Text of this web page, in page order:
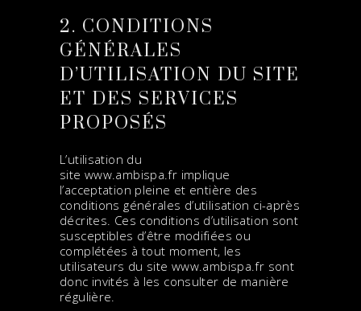
2. CONDITIONS
GÉNÉRALES
D’UTILISATION DU SITE
ET DES SERVICES
PROPOSÉS
L’utilisation du
site www.ambispa.fr implique
l’acceptation pleine et entière des
conditions générales d’utilisation ci-après
décrites. Ces conditions d’utilisation sont
susceptibles d’être modifiées ou
complétées à tout moment, les
utilisateurs du site www.ambispa.fr sont
donc invités à les consulter de manière
régulière.